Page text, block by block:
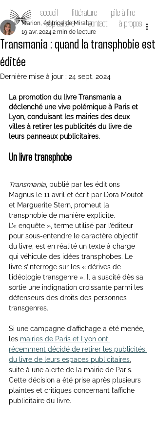
Transmania : quand la transphobie est
éditée
Marion, éditrice de Miralta
19 avr. 20242 min de lecture
Dernière mise à jour : 24 sept. 2024
La promotion du livre Transmania a
déclenché une vive polémique à Paris et
Lyon, conduisant les mairies des deux
villes à retirer les publicités du livre de
leurs panneaux publicitaires.
Un livre transphobe
Transmania , publié par les éditions
Magnus le 11 avril et écrit par Dora Moutot
et Marguerite Stern, promeut la
transphobie de manière explicite.
L’« enquête », terme utilisé par l’éditeur
pour sous-entendre le caractère objectif
du livre, est en réalité un texte à charge
qui véhicule des idées transphobes. Le
livre s’interroge sur les « dérives de
l’idéologie transgenre ». Il a suscité dès sa
sortie une indignation croissante parmi les
défenseurs des droits des personnes
transgenres.
Si une campagne d’affichage a été menée,
les mairies de Paris et Lyon ont
récemment décidé de retirer les publicités
du livre de leurs espaces publicitaires
suite à une alerte de la mairie de Paris.
Cette décision a été prise après plusieurs
plaintes et critiques concernant l’affiche
publicitaire du livre.
accueil littérature
pile à lire
pop culture
contact à propos